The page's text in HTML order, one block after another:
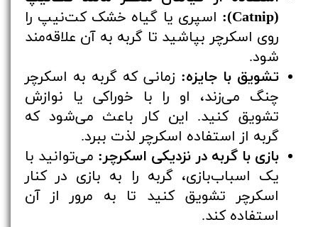
(Catnip):
اسپری یا گیاه خشک کت‌نیپ را
روی اسکرچر بپاشید تا گربه به آن علاقه‌مند
شود.
تشویق با جایزه: زمانی که گربه به اسکرچر
چنگ می‌زند، او را با خوراکی یا نوازش
تشویق کنید. این کار باعث می‌شود که
گربه از استفاده اسکرچر لذت ببرد.
بازی با گربه در نزدیکی اسکرچر: می‌توانید با
یک اسباب‌بازی، گربه را به بازی در کنار
اسکرچر تشویق کنید تا به مرور از آن
استفاده کند.